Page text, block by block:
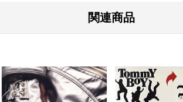
関連商品